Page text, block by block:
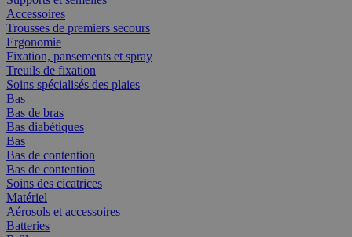
Accessoires
Trousses de premiers secours
Ergonomie
Fixation, pansements et spray
Treuils de fixation
Soins spécialisés des plaies
Bas
Bas de bras
Bas diabétiques
Bas
Bas de contention
Bas de contention
Soins des cicatrices
Matériel
Aérosols et accessoires
Batteries